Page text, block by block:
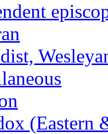
(Eastern